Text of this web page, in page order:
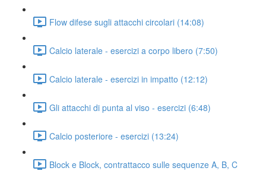
Flow difese sugli attacchi circolari (14:08)
Calcio laterale - esercizi a corpo libero (7:50)
Calcio laterale - esercizi in impatto (12:12)
Gli attacchi di punta al viso - esercizi (6:48)
Calcio posteriore - esercizi (13:24)
Block e Block, contrattacco sulle sequenze A, B, C